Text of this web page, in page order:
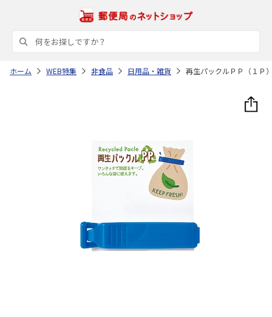
ホーム WEB特集 非食品 日用品・雑貨 再生パックルＰＰ（１Ｐ